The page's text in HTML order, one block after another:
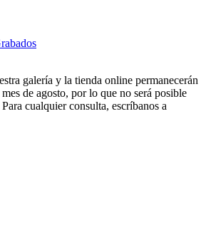
galería y la tienda online permanecerán
de agosto, por lo que no será posible
cualquier consulta, escríbanos a